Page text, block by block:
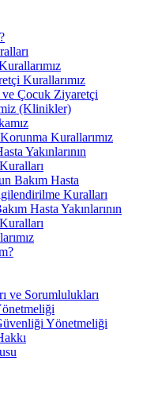
Kurallarımız
Çocuk Ziyaretçi
(Klinikler)
Kurallarımız
Yakınlarının
Bakım Hasta
Kuralları
Hasta Yakınlarının
ve Sorumlulukları
Yönetmeliği